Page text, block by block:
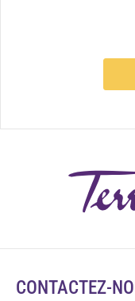
CONTACTEZ-